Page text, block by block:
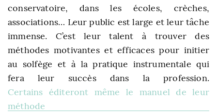
conservatoire, dans les écoles, crèches,
associations… Leur public est large et leur tâche
immense. C’est leur talent à trouver des
méthodes motivantes et efficaces pour initier
au solfège et à la pratique instrumentale qui
fera leur succès dans la profession.
Certains éditeront même le manuel de leur
méthode